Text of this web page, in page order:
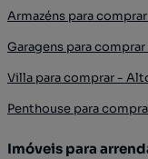
Armazéns para
Garagens para
Villa para comprar -
Penthouse para
Imóveis para